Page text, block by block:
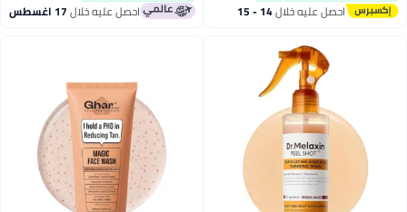
احصل عليه خلال 14 - 15 احصل عليه خلال17 اغسطس